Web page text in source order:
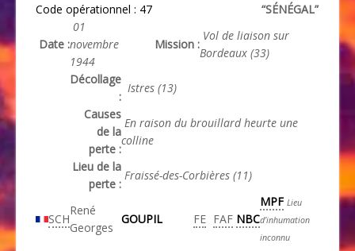
Code opérationnel : 47 “SÉNÉGAL”
Date :
01
novembre
1944
Mission :
Vol de liaison sur
Bordeaux (33)
Décollage
:
Istres (13)
Causes
de la
perte :
En raison du brouillard heurte une
colline
Lieu de la
perte :
Fraissé-des-Corbières (11)
SCH
René
Georges
GOUPIL FE FAF NBC
MPF Lieu
d’inhumation
inconnu